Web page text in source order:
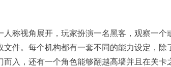
人称视角展开，玩家扮演一名黑客，观察一
文件。每个机构都有一套不同的能力设定，
而入，还有一个角色能够翻越高墙并且在关